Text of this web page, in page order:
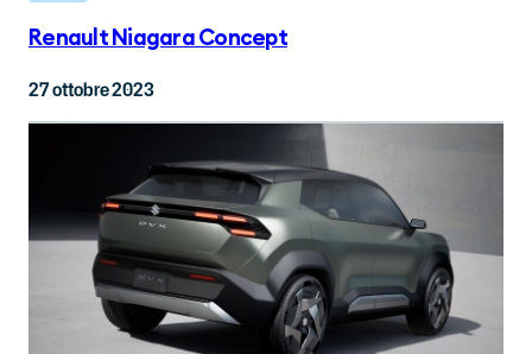
Renault Niagara Concept
27 ottobre 2023